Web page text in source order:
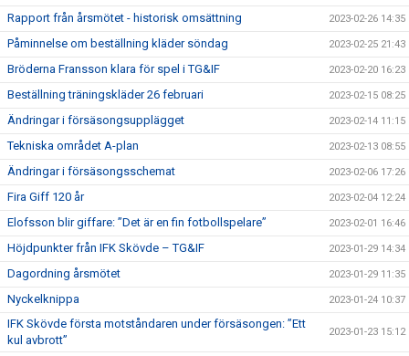
Rapport från årsmötet - historisk omsättning 2023-02-26 14:35
Påminnelse om beställning kläder söndag 2023-02-25 21:43
Bröderna Fransson klara för spel i TG&IF 2023-02-20 16:23
Beställning träningskläder 26 februari 2023-02-15 08:25
Ändringar i försäsongsupplägget 2023-02-14 11:15
Tekniska området A-plan 2023-02-13 08:55
Ändringar i försäsongsschemat 2023-02-06 17:26
Fira Giff 120 år 2023-02-04 12:24
Elofsson blir giffare: ”Det är en fin fotbollspelare” 2023-02-01 16:46
Höjdpunkter från IFK Skövde – TG&IF 2023-01-29 14:34
Dagordning årsmötet 2023-01-29 11:35
Nyckelknippa 2023-01-24 10:37
IFK Skövde första motståndaren under försäsongen: ”Ett
kul avbrott”
2023-01-23 15:12